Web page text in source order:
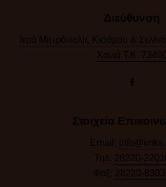
Διεύθυνση
Ιερά Μητρόπολις Κισάμου &
Χανιά Τ.Κ.
Στοιχεία
Email:
Τηλ: 28220-
Φαξ: 28220-